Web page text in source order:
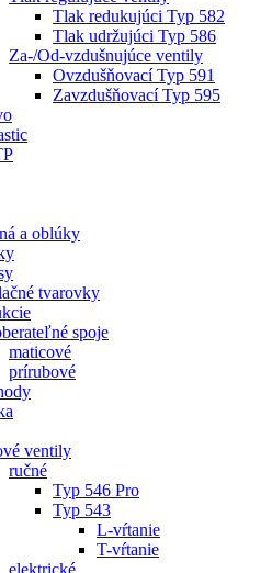
Tlak redukujúci Typ 582
Tlak udržujúci Typ 586
Za-/Od-vzdušnujúce ventily
Ovzdušňovací Typ 591
Zavzdušňovací Typ 595
a oblúky
tvarovky
spoje
maticové
prírubové
ventily
ručné
Typ 546 Pro
Typ 543
L-vŕtanie
T-vŕtanie
elektrické